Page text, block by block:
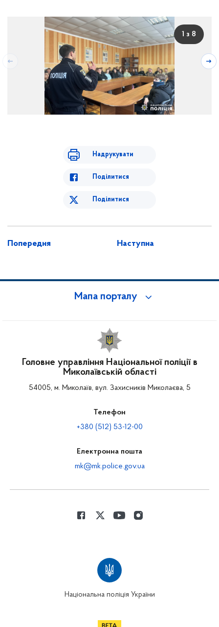
1 з 8
Надрукувати
Поділитися
Поділитися
Попередня Наступна
Мапа порталу
Головне управління Національної поліції в
Миколаївській області
54005, м. Миколаїв, вул. Захисників Миколаєва, 5
Телефон
+380 (512) 53-12-00
Електронна пошта
mk@mk.police.gov.ua
Національна поліція України